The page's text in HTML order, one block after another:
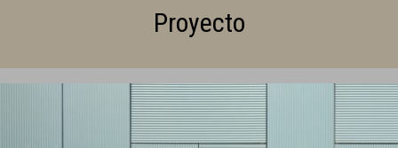
Proyecto